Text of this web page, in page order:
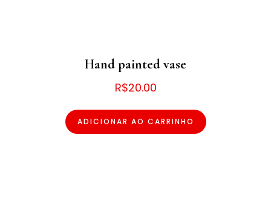
Hand painted vase
R$20.00
ADICIONAR AO CARRINHO